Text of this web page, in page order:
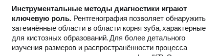
Инструментальные методы диагностики играют
ключевую роль. Рентгенография позволяет обнаружить
затемнённые области в области корня зуба, характерные
для кистозных образований. Для более детального
изучения размеров и распространённости процесса